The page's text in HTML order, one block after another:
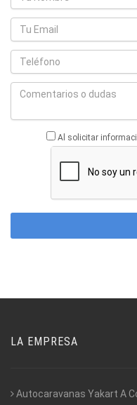
Al solicitar
LA EMPRESA
Autocaravanas Yakart A